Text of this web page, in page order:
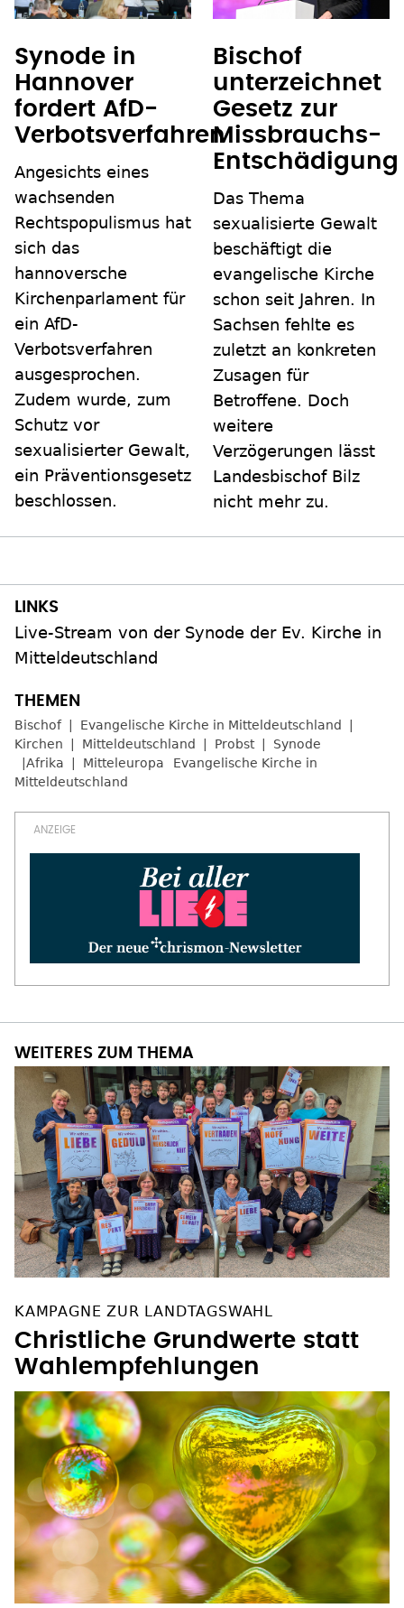
Synode in
Hannover
fordert AfD-
Verbotsverfahren
Angesichts eines
wachsenden
Rechtspopulismus hat
sich das
hannoversche
Kirchenparlament für
ein AfD-
Verbotsverfahren
ausgesprochen.
Zudem wurde, zum
Schutz vor
sexualisierter Gewalt,
ein Präventionsgesetz
beschlossen.
Bischof
unterzeichnet
Gesetz zur
Missbrauchs-
Entschädigung
Das Thema
sexualisierte Gewalt
beschäftigt die
evangelische Kirche
schon seit Jahren. In
Sachsen fehlte es
zuletzt an konkreten
Zusagen für
Betroffene. Doch
weitere
Verzögerungen lässt
Landesbischof Bilz
nicht mehr zu.
Live-Stream von der Synode der Ev. Kirche in
Mitteldeutschland
Bischof
Evangelische Kirche in Mitteldeutschland
Kirchen
Mitteldeutschland Probst
Synode
Afrika
Mitteleuropa
Evangelische Kirche in
Mitteldeutschland
WEITERES ZUM THEMA
KAMPAGNE ZUR LANDTAGSWAHL
Christliche Grundwerte statt
Wahlempfehlungen